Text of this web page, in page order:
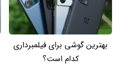
بهترین گوشی برای فیلمبرداری
کدام است؟